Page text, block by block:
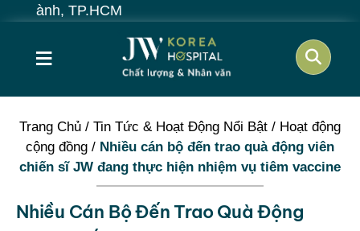
≡
Trang Chủ / Tin Tức & Hoạt Động Nổi Bật / Hoạt động
cộng đồng / Nhiều cán bộ đến trao quà động viên
chiến sĩ JW đang thực hiện nhiệm vụ tiêm vaccine
Nhiều Cán Bộ Đến Trao Quà Động